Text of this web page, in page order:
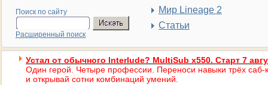
Поиск по сайту
Расширенный поиск
Мир Lineage 2
Статьи
Устал от обычного Interlude? MultiSub x550. Старт 7
Один герой. Четыре профессии. Переноси навыки трёх саб-
и открывай сотни комбинаций умений.